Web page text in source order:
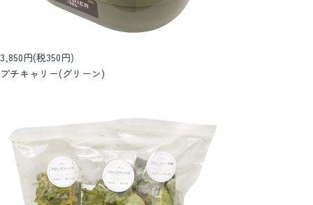
3,850円(税350円)
プチキャリー(グリーン)